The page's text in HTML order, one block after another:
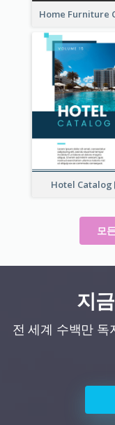
Hotel Catalog
모
지
전 세계 수백만 독